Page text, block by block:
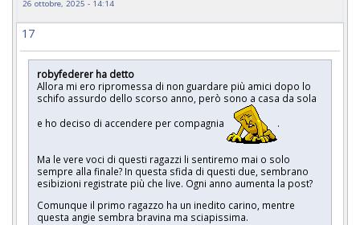
26 ottobre, 2025 - 14:14
17
robyfederer ha detto
Allora mi ero ripromessa di non guardare più amici dopo lo
schifo assurdo dello scorso anno, però sono a casa da sola
e ho deciso di accendere per compagnia
.
Ma le vere voci di questi ragazzi li sentiremo mai o solo
sempre alla finale? In questa sfida di questi due, sembrano
esibizioni registrate più che live. Ogni anno aumenta la post?
Comunque il primo ragazzo ha un inedito carino, mentre
questa angie sembra bravina ma sciapissima.